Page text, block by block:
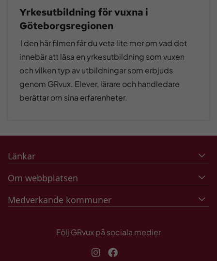
Yrkesutbildning för vuxna i
Göteborgsregionen
I den här filmen får du veta lite mer om vad det
innebär att läsa en yrkesutbildning som vuxen
och vilken typ av utbildningar som erbjuds
genom GRvux. Elever, lärare och handledare
berättar om sina erfarenheter.
Länkar
Om webbplatsen
Medverkande kommuner
Följ GRvux på sociala medier
InstagramFacebook